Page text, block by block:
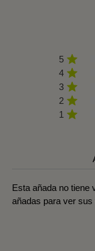
5
4
3
2
1
Esta añada no tiene
añadas para ver sus